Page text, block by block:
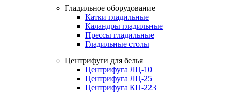
Гладильное оборудование
Катки гладильные
Каландры гладильные
Прессы гладильные
Гладильные столы
Центрифуги для белья
Центрифуга ЛЦ-10
Центрифуга ЛЦ-25
Центрифуга КП-223